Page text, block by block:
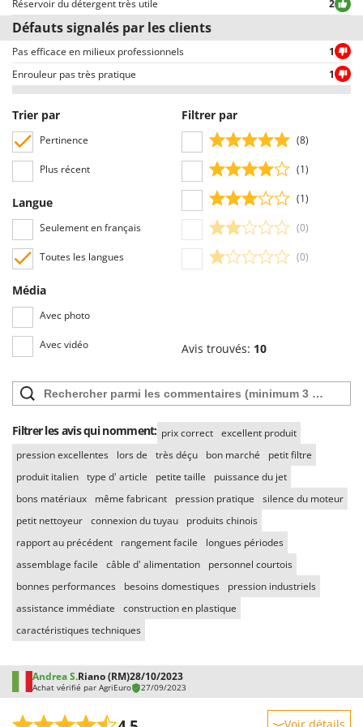
Troy-Bilt
U
Udor
Unger
V
Volpi
W
Waldner
Wiper EcoRobot
Wolf Garten
Wortex
Y
Z
Zanon
Zodiac
Zomax
Réservoir du détergent très utile
2
Défauts signalés par les clients
Pas efficace en milieux professionnels
1
Enrouleur pas très pratique
1
Trier par
Pertinence
Plus récent
Langue
Seulement en français
Toutes les langues
Média
Avec photo
Avec vidéo
Filtrer par
(8)
(1)
(1)
(0)
(0)
Avis trouvés: 10
Filtrer les avis qui nomment: prix correct
excellent produit
pression excellentes
lors de très déçu bon marché
petit filtre
produit italien type d' article petite taille
puissance du jet
bons matériaux
même fabricant pression pratique
silence du moteur
petit nettoyeur connexion du tuyau
produits chinois
rapport au précédent
rangement facile
longues périodes
assemblage facile
câble d' alimentation
personnel courtois
bonnes performances
besoins domestiques
pression industriels
assistance immédiate
construction en plastique
caractéristiques techniques
Andrea S.Riano (RM)28/10/2023
Achat vérifié par AgriEuro 27/09/2023